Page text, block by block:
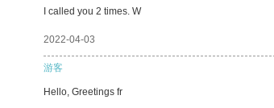
I called you 2 times. W
2022-04-03
游客
Hello, Greetings fr